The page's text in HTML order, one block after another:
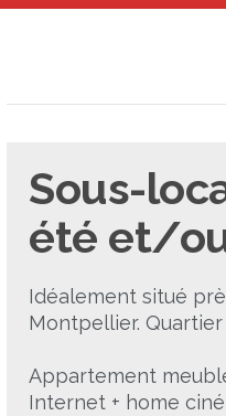
Sous-
été et/ou
Idéalement situé
Montpellier.
Appartement
Internet + home